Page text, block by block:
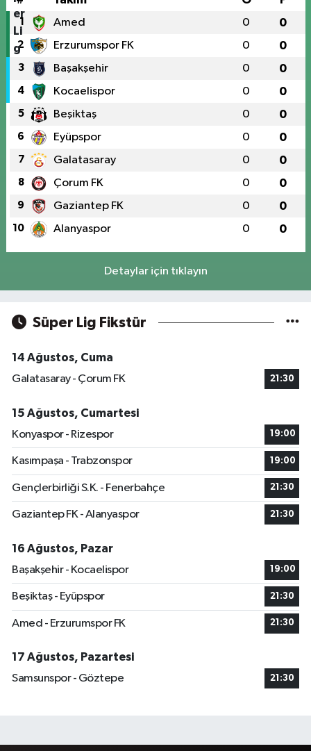
1 Amed 0 0
2 Erzurumspor FK 0 0
3 Başakşehir 0 0
4 Kocaelispor 0 0
5 Beşiktaş 0 0
6 Eyüpspor 0 0
7 Galatasaray 0 0
8 Çorum FK 0 0
9 Gaziantep FK 0 0
10 Alanyaspor 0 0
Detaylar için tıklayın
Süper Lig Fikstür
14 Ağustos, Cuma
Galatasaray - Çorum FK
21:30
15 Ağustos, Cumartesi
Konyaspor - Rizespor
19:00
Kasımpaşa - Trabzonspor 19:00
Gençlerbirliği S.K. - Fenerbahçe 21:30
Gaziantep FK - Alanyaspor 21:30
16 Ağustos, Pazar
Başakşehir - Kocaelispor
19:00
Beşiktaş - Eyüpspor 21:30
Amed - Erzurumspor FK 21:30
17 Ağustos, Pazartesi
Samsunspor - Göztepe
21:30